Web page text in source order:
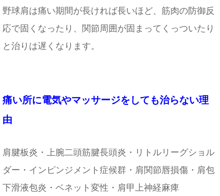
​野球肩は痛い期間が長ければ長いほど、筋肉の防御反
応で固くなったり、関節周囲が固まってくっついたり
と治りは遅くなります。
痛い所に電気やマッサージをしても治らない理
由
肩腱板炎・上腕二頭筋腱長頭炎・リトルリーグショル
ダー・インピンジメント症候群・肩関節唇損傷・肩包
下滑液包炎・ベネット変性・肩甲上神経麻痺